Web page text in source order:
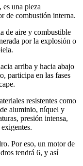
, es una pieza
de combustión interna.
de aire y combustible
por la explosión o
arriba y hacia abajo
participa en las fases
resistentes como
aluminio, níquel y
presión intensa,
Por eso, un motor de
tendrá 6, y así